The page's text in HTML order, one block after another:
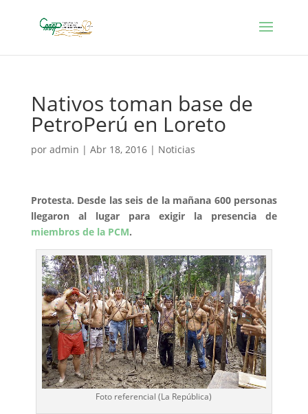
Nativos toman base de
PetroPerú en Loreto
por admin | Abr 18, 2016| Noticias
Protesta. Desde las seis de la mañana 600 personas
llegaron al lugar para exigir la presencia de
miembros de la PCM.
Foto referencial (La República)